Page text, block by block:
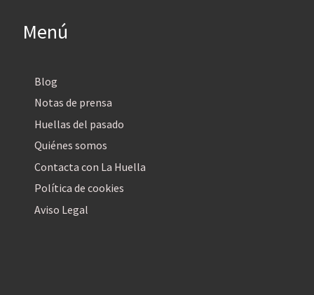
Menú
Blog
Notas de prensa
Huellas del pasado
Quiénes somos
Contacta con La Huella
Política de cookies
Aviso Legal